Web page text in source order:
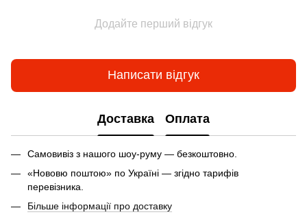
Додайте перший відгук
Написати відгук
Доставка Оплата
Самовивіз з нашого шоу-руму — безкоштовно.
«Нововю поштою» по Україні — згідно тарифів
перевізника.
Більше інформації про доставку